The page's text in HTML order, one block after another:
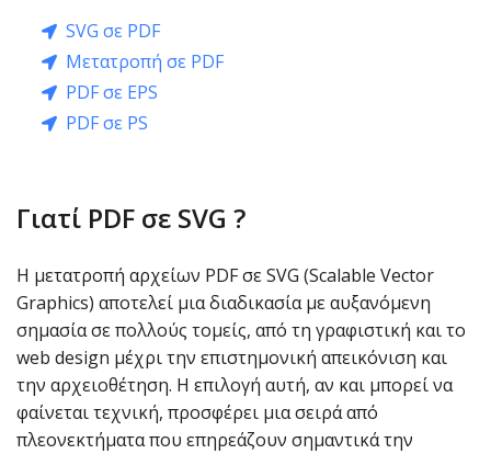
SVG σε PDF
Μετατροπή σε PDF
PDF σε EPS
PDF σε PS
Γιατί PDF σε SVG ?
Η μετατροπή αρχείων PDF σε SVG (Scalable Vector
Graphics) αποτελεί μια διαδικασία με αυξανόμενη
σημασία σε πολλούς τομείς, από τη γραφιστική και το
web design μέχρι την επιστημονική απεικόνιση και
την αρχειοθέτηση. Η επιλογή αυτή, αν και μπορεί να
φαίνεται τεχνική, προσφέρει μια σειρά από
πλεονεκτήματα που επηρεάζουν σημαντικά την